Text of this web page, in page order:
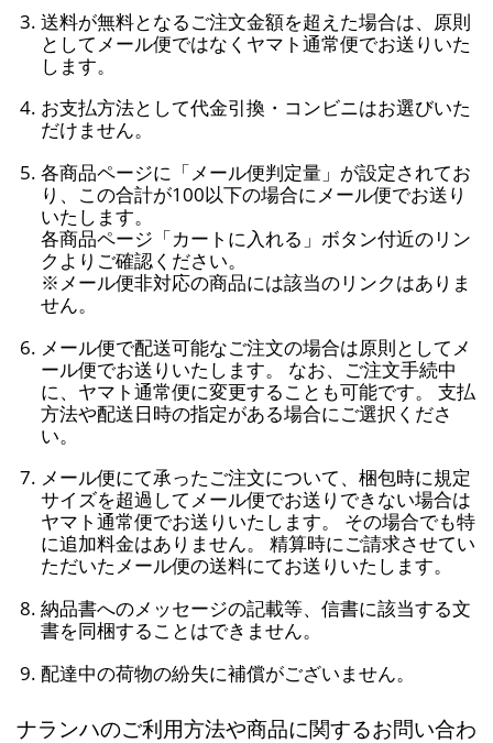
送料が無料となるご注文金額を超えた場合は、原則
としてメール便ではなくヤマト通常便でお送りいた
します。
お支払方法として代金引換・コンビニはお選びいた
だけません。
各商品ページに「メール便判定量」が設定されてお
り、この合計が100以下の場合にメール便でお送り
いたします。
各商品ページ「カートに入れる」ボタン付近のリン
クよりご確認ください。
※メール便非対応の商品には該当のリンクはありま
せん。
メール便で配送可能なご注文の場合は原則としてメ
ール便でお送りいたします。 なお、ご注文手続中
に、ヤマト通常便に変更することも可能です。 支払
方法や配送日時の指定がある場合にご選択くださ
い。
メール便にて承ったご注文について、梱包時に規定
サイズを超過してメール便でお送りできない場合は
ヤマト通常便でお送りいたします。 その場合でも特
に追加料金はありません。 精算時にご請求させてい
ただいたメール便の送料にてお送りいたします。
納品書へのメッセージの記載等、信書に該当する文
書を同梱することはできません。
配達中の荷物の紛失に補償がございません。
ナランハのご利用方法や商品に関するお問い合わ